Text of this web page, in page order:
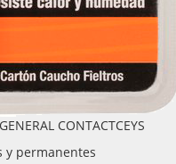
CONTACTCEYS
y permanentes